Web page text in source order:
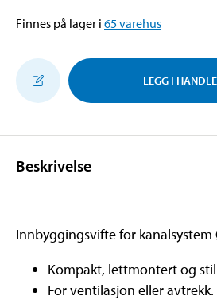
Finnes på lager i 65varehus
LEGG I
Beskrivelse
Innbyggingsvifte for kanalsystem
Kompakt, lettmontert og
For ventilasjon eller avtrekk.